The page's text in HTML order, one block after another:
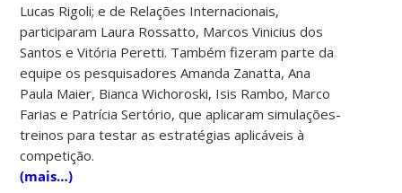
Lucas Rigoli; e de Relações Internacionais,
participaram Laura Rossatto, Marcos Vinicius dos
Santos e Vitória Peretti. Também fizeram parte da
equipe os pesquisadores Amanda Zanatta, Ana
Paula Maier, Bianca Wichoroski, Isis Rambo, Marco
Farias e Patrícia Sertório, que aplicaram simulações-
treinos para testar as estratégias aplicáveis à
competição.
(mais…)